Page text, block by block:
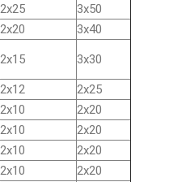
2x25
3x50
2x20
3x40
2x15 3x30
2x12
2x25
2x10
2x20
2x10
2x20
2x10
2x20
2x10
2x20